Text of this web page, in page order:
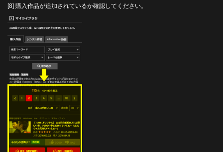
[8] 購入作品が追加されているか確認してください。